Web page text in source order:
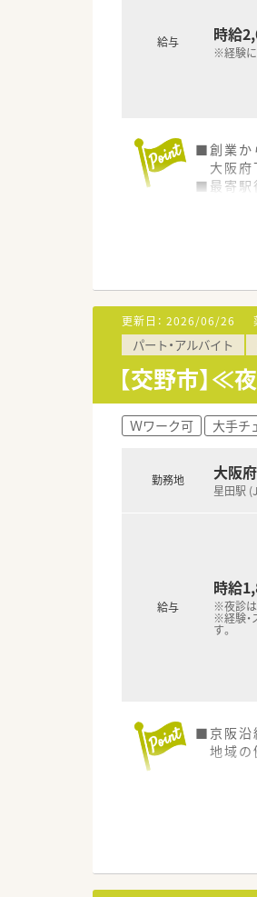
給与 時給
※経験に
■創業か
大阪府
■最寄駅
■社員全
ブラン
経験を
更新日： 2026/06/26
パート・アルバイト
【交野市】≪
Ｗワーク可 大手チ
勤務地 大阪
星田駅
給与
時給
※夜診
※経験・
す。
■京阪沿
地域の
地域住
■社内の
委員会
会社の